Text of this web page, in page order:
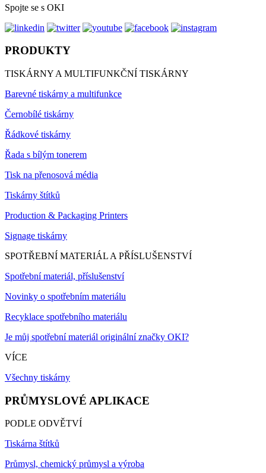
Spojte se s OKI
PRODUKTY
TISKÁRNY A MULTIFUNKČNÍ TISKÁRNY
Barevné tiskárny a multifunkce
Černobílé tiskárny
Řádkové tiskárny
Řada s bílým tonerem
Tisk na přenosová média
Tiskárny štítků
Production & Packaging Printers
Signage tiskárny
SPOTŘEBNÍ MATERIÁL A PŘÍSLUŠENSTVÍ
Spotřební materiál, příslušenství
Novinky o spotřebním materiálu
Recyklace spotřebního materiálu
Je můj spotřební materiál originální značky OKI?
VÍCE
Všechny tiskárny
PRŮMYSLOVÉ APLIKACE
PODLE ODVĚTVÍ
Tiskárna štítků
Průmysl, chemický průmysl a výroba